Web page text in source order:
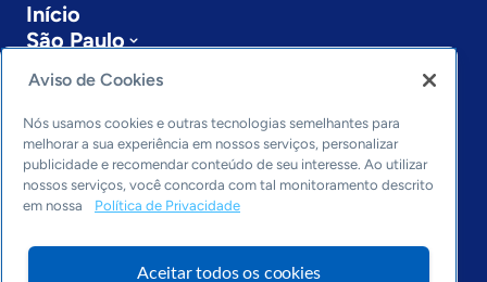
Início
São Paulo
Sobre a ASN
Últimas notícias
Entre em contato
Editorias
Economia & Política
Inovação & Tecnologia
Cultura empreendedora
Aviso de Cookies
Nós usamos cookies e outras tecnologias semelhantes para
melhorar a sua experiência em nossos serviços, personalizar
publicidade e recomendar conteúdo de seu interesse. Ao utilizar
nossos serviços, você concorda com tal monitoramento descrito
em nossa
Política de Privacidade
Aceitar todos os cookies